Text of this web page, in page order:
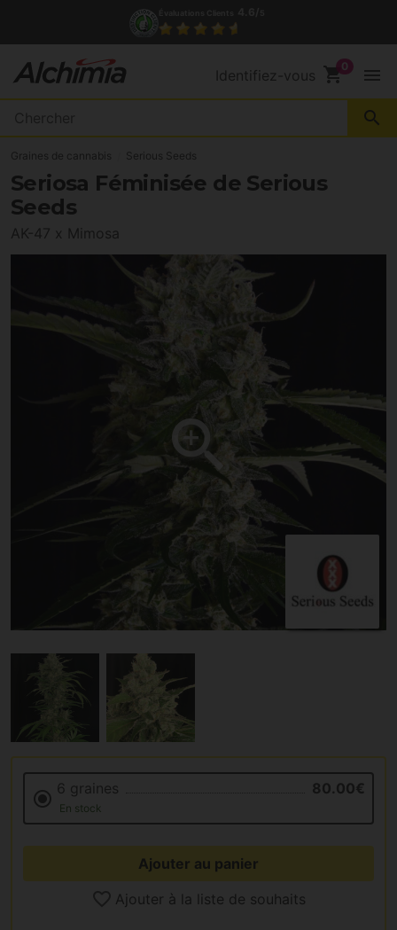
Identifiez-vous shopping_cart menu
search
Graines de cannabis Serious Seeds
Seriosa Féminisée de Serious
Seeds
AK-47 x Mimosa
6 graines 80.00€
En stock
Ajouter au panier
Ajouter à la liste de souhaits